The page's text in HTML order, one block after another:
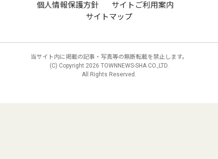
個人情報保護方針
サイトご利用案内
サイトマップ
当サイト内に掲載の記事・写真等の無断転載を禁止します。
(C) Copyright 2026 TOWNNEWS-SHA CO.,LTD.
All Rights Reserved.